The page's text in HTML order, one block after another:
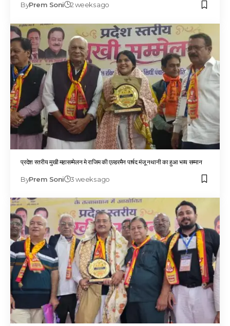
ByPrem Soni 2 weeks ago
प्रदेश स्तरीय मुखी महासम्मेलन मे राजिम की एल्डरमैन पार्षद मंजू नथानी का हुआ भव्य सम्मान
ByPrem Soni 3 weeks ago